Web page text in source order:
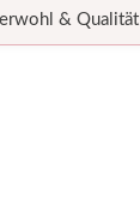
& Qualität